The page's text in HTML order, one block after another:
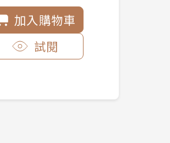
加入購物車
試閱